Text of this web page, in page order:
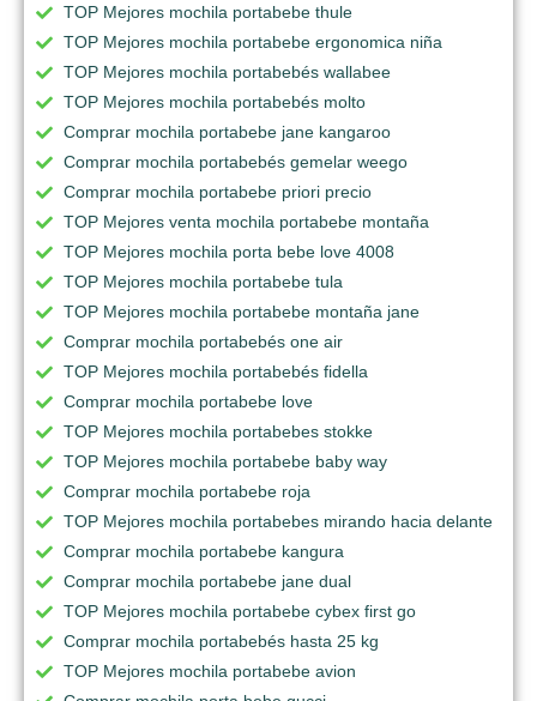
TOP Mejores mochila portabebe thule
TOP Mejores mochila portabebe ergonomica niña
TOP Mejores mochila portabebés wallabee
TOP Mejores mochila portabebés molto
Comprar mochila portabebe jane kangaroo
Comprar mochila portabebés gemelar weego
Comprar mochila portabebe priori precio
TOP Mejores venta mochila portabebe montaña
TOP Mejores mochila porta bebe love 4008
TOP Mejores mochila portabebe tula
TOP Mejores mochila portabebe montaña jane
Comprar mochila portabebés one air
TOP Mejores mochila portabebés fidella
Comprar mochila portabebe love
TOP Mejores mochila portabebes stokke
TOP Mejores mochila portabebe baby way
Comprar mochila portabebe roja
TOP Mejores mochila portabebes mirando hacia delante
Comprar mochila portabebe kangura
Comprar mochila portabebe jane dual
TOP Mejores mochila portabebe cybex first go
Comprar mochila portabebés hasta 25 kg
TOP Mejores mochila portabebe avion